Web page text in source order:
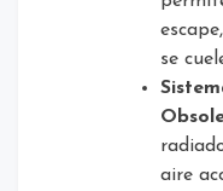
se
aire